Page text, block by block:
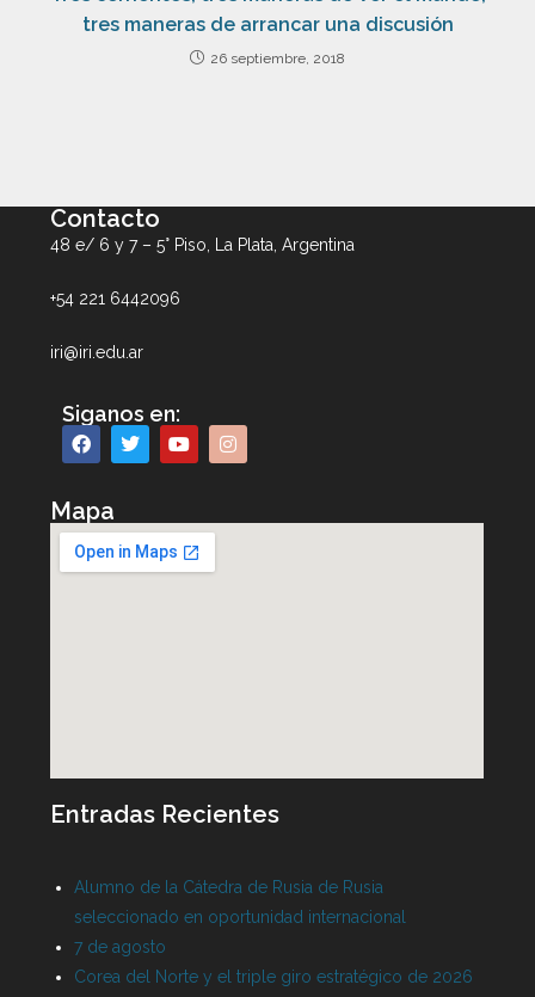
tres maneras de arrancar una discusión
26 septiembre, 2018
Contacto
48 e/ 6 y 7 – 5° Piso, La Plata, Argentina
+54 221 6442096
iri@iri.edu.ar
Siganos en:
Mapa
Entradas Recientes
Alumno de la Cátedra de Rusia de Rusia
seleccionado en oportunidad internacional
7 de agosto
Corea del Norte y el triple giro estratégico de 2026